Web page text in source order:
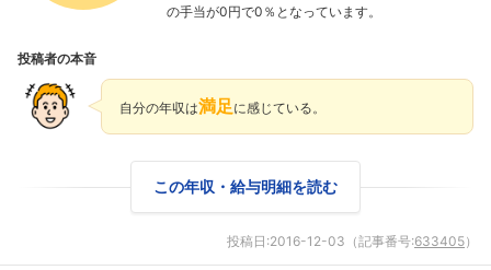
の手当が0円で0％となっています。
投稿者の本音
自分の年収は満足 に感じている。
この年収・給与明細を読む
投稿日:2016-12-03 （記事番号:633405）